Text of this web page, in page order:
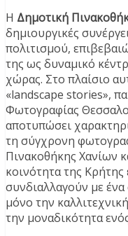
Η Δημοτική
δημιουργικές
πολιτισμού,
της ως δυναμικό
χώρας. Στο πλαίσιο
«landscape stories»,
Φωτογραφίας
αποτυπώσει
τη σύγχρονη
Πινακοθήκης Χανίων
κοινότητα της
συνδιαλλαγούν με
μόνο την
την μοναδικότητα